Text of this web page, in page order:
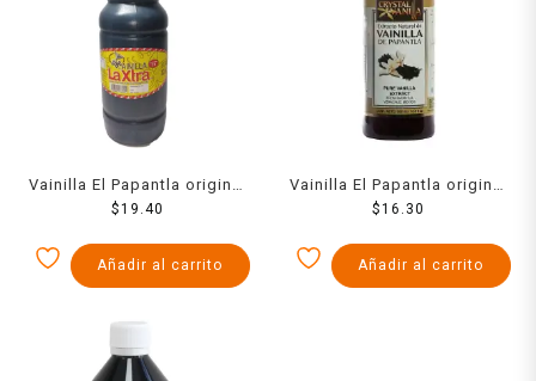
Vainilla El Papantla original
1 l
$19.40
Añadir al carrito
Vainilla El Papantla original
500 ml
$16.30
Añadir al carrito